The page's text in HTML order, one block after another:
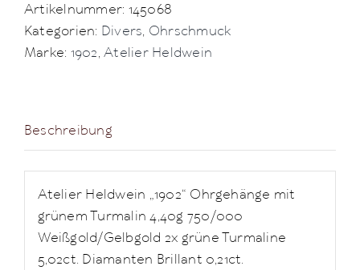
Artikelnummer: 145068
Kategorien: Divers, Ohrschmuck
Marke: 1902,Atelier Heldwein
Beschreibung
Atelier Heldwein „1902“ Ohrgehänge mit
grünem Turmalin 4,40g 750/000
Weißgold/Gelbgold 2x grüne Turmaline
5,02ct. Diamanten Brillant 0,21ct.